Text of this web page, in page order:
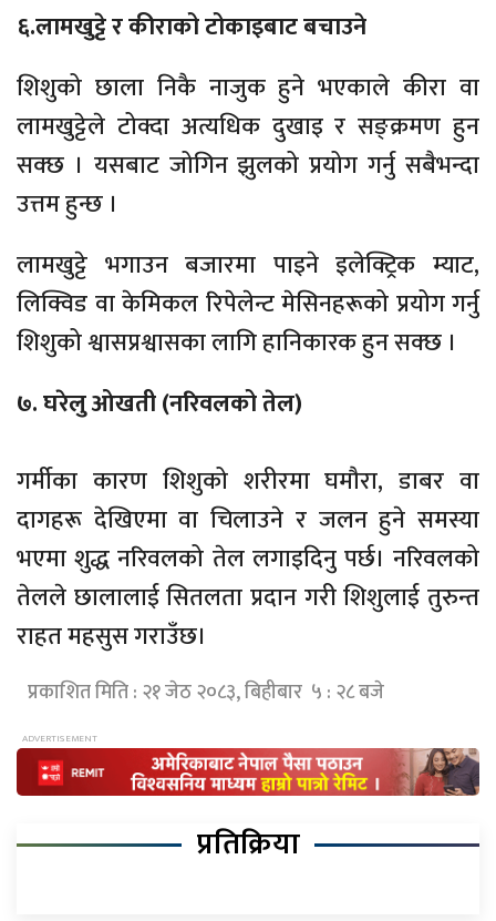
६.लामखुट्टे र कीराको टोकाइबाट बचाउने
शिशुको छाला निकै नाजुक हुने भएकाले कीरा वा
लामखुट्टेले टोक्दा अत्यधिक दुखाइ र सङ्क्रमण हुन
सक्छ । यसबाट जोगिन झुलको प्रयोग गर्नु सबैभन्दा
उत्तम हुन्छ ।
लामखुट्टे भगाउन बजारमा पाइने इलेक्ट्रिक म्याट,
लिक्विड वा केमिकल रिपेलेन्ट मेसिनहरूको प्रयोग गर्नु
शिशुको श्वासप्रश्वासका लागि हानिकारक हुन सक्छ ।
७. घरेलु ओखती (नरिवलको तेल)
गर्मीका कारण शिशुको शरीरमा घमौरा, डाबर वा
दागहरू देखिएमा वा चिलाउने र जलन हुने समस्या
भएमा शुद्ध नरिवलको तेल लगाइदिनु पर्छ। नरिवलको
तेलले छालालाई सितलता प्रदान गरी शिशुलाई तुरुन्त
राहत महसुस गराउँछ।
प्रकाशित मिति : २१ जेठ २०८३, बिहीबार ५ : २८ बजे
प्रतिक्रिया